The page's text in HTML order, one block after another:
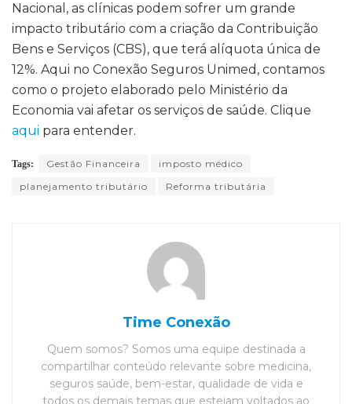
Nacional, as clínicas podem sofrer um grande
impacto tributário com a criação da Contribuição
Bens e Serviços (CBS), que terá alíquota única de
12%. Aqui no Conexão Seguros Unimed, contamos
como o projeto elaborado pelo Ministério da
Economia vai afetar os serviços de saúde. Clique
aqui para entender.
Tags: Gestão Financeira
imposto médico
planejamento tributário
Reforma tributária
Time Conexão
Quem somos? Somos uma equipe destinada a
compartilhar conteúdo relevante sobre medicina,
seguros saúde, bem-estar, qualidade de vida e
todos os demais temas que estejam voltados ao